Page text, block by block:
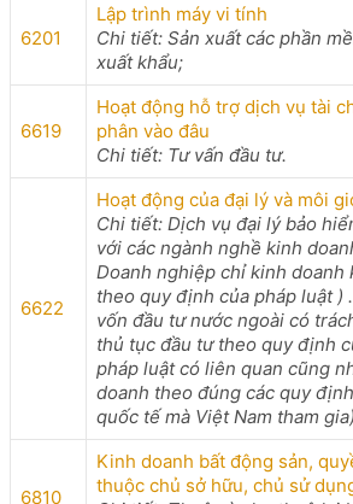
6201
Lập trình máy vi tính
Chi tiết: Sản xuất các phần
xuất khẩu;
6619
Hoạt động hỗ trợ dịch vụ tài
phân vào đâu
Chi tiết: Tư vấn đầu tư.
6622
Hoạt động của đại lý và môi
Chi tiết: Dịch vụ đại lý bảo
với các ngành nghề kinh
Doanh nghiệp chỉ kinh
theo quy định của pháp luật )
vốn đầu tư nước ngoài có
thủ tục đầu tư theo quy định
pháp luật có liên quan cũng
doanh theo đúng các quy
quốc tế mà Việt Nam tham
6810
Kinh doanh bất động sản,
thuộc chủ sở hữu, chủ sử